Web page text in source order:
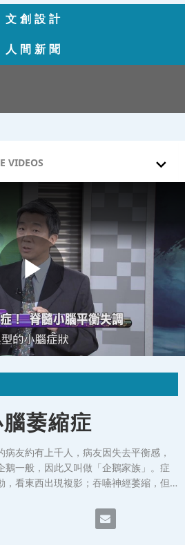
文創設計
人間新聞
VIDEOS
Play
Video
萎縮症
友約有上千人，病友因失去平衡感，
鵝一般，因此又叫做「企鵝家族」。症
，看東西出現複影；吞嚥神經萎縮，但
已，目前尚無治癒的藥物與方式，今天
請到神經醫學中心宋秉文醫師 來分享討
集－小腦萎縮症 on Facebook
Email 第15集－